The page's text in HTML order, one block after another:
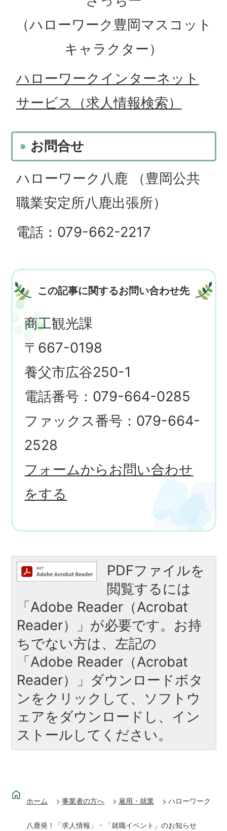
（ハローワーク豊岡マスコット
キャラクター）
ハローワークインターネット
サービス（求人情報検索）
お問合せ
ハローワーク八鹿 （豊岡公共
職業安定所八鹿出張所）
電話：079-662-2217
この記事に関するお問い合わせ先
商工観光課
〒667-0198
養父市広谷250-1
電話番号：079-664-0285
ファックス番号：079-664-
2528
フォームからお問い合わせ
をする
PDFファイルを
閲覧するには
「Adobe Reader（Acrobat
Reader）」が必要です。お持
ちでない方は、左記の
「Adobe Reader（Acrobat
Reader）」ダウンロードボタ
ンをクリックして、ソフトウ
ェアをダウンロードし、イン
ストールしてください。
ホーム 事業者の方へ 雇用・就業 ハローワーク
八鹿発！「求人情報」・「就職イベント」のお知らせ